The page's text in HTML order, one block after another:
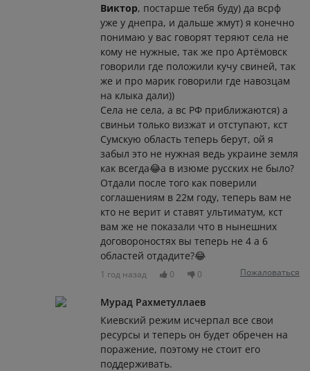
Виктор, постарше тебя буду) да всрф
уже у днепра, и дальше жмут) я конечно
понимаю у вас говорят теряют села не
кому не нужные, так же про Артёмовск
говорили где положили кучу свиней, так
же и про марик говорили где навозцам
на клыка дали))
Села не села, а вс РФ приближаются) а
свиньи только визжат и отступают, кст
Сумскую область теперь берут, ой я
забыл это не нужная ведь украине земля
как всегда😂а в изюме русских не было?
Отдали после того как поверили
соглашениям в 22м году, теперь вам не
кто не верит и ставят ультиматум, кст
вам же не показали что в нынешних
договороностях вы теперь не 4 а 6
областей отдадите?😂
1 год назад 0 0 Пожаловаться
Мурад Рахметуллаев
Киевский режим исчерпал все свои
ресурсы и теперь он будет обречен на
поражение, поэтому не стоит его
поддерживать.